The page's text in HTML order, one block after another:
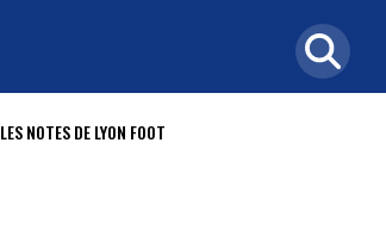
LES NOTES DE LYON FOOT